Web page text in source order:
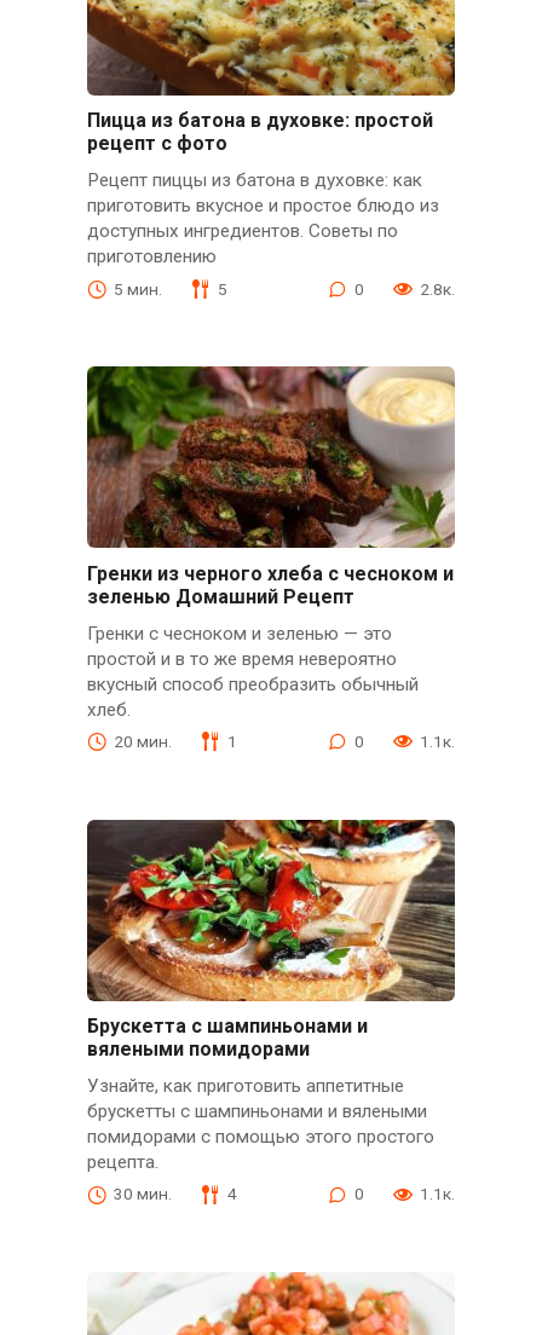
Пицца из батона в духовке: простой
рецепт с фото
Рецепт пиццы из батона в духовке: как
приготовить вкусное и простое блюдо из
доступных ингредиентов. Советы по
приготовлению
5 мин. 5 0 2.8к.
Гренки из черного хлеба с чесноком и
зеленью Домашний Рецепт
Гренки с чесноком и зеленью — это
простой и в то же время невероятно
вкусный способ преобразить обычный
хлеб.
20 мин. 1 0 1.1к.
Брускетта с шампиньонами и
вялеными помидорами
Узнайте, как приготовить аппетитные
брускетты с шампиньонами и вялеными
помидорами с помощью этого простого
рецепта.
30 мин. 4 0 1.1к.